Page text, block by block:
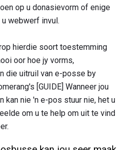
op u donasievorm of enige
webwerf invul.
hierdie soort toestemming
oor hoe jy vorms,
die uitruil van e-posse by
[GUIDE] Wanneer jou
kan nie 'n e-pos stuur nie, het u
om u te help om uit te vind